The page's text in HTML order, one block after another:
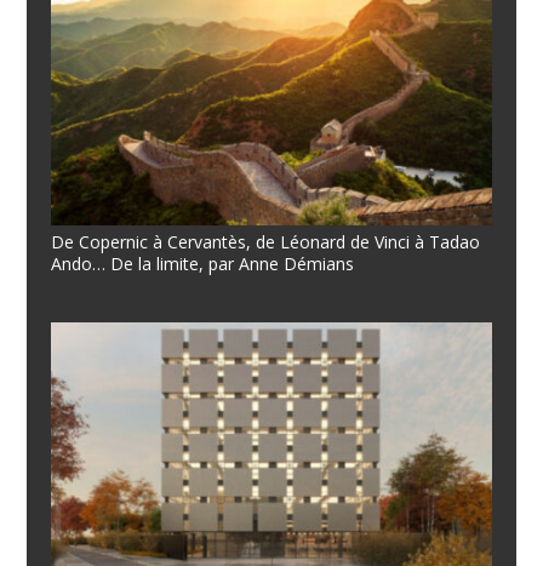
De Copernic à Cervantès, de Léonard de Vinci à Tadao
Ando… De la limite, par Anne Démians